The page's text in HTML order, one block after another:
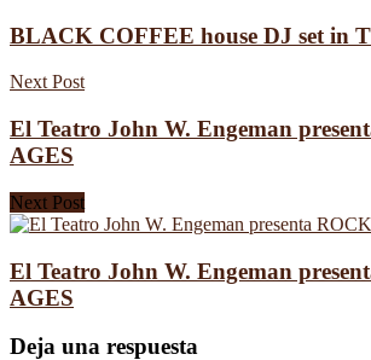
BLACK COFFEE house DJ set in
Next Post
El Teatro John W. Engeman
AGES
Next Post
El Teatro John W. Engeman
AGES
Deja una respuesta